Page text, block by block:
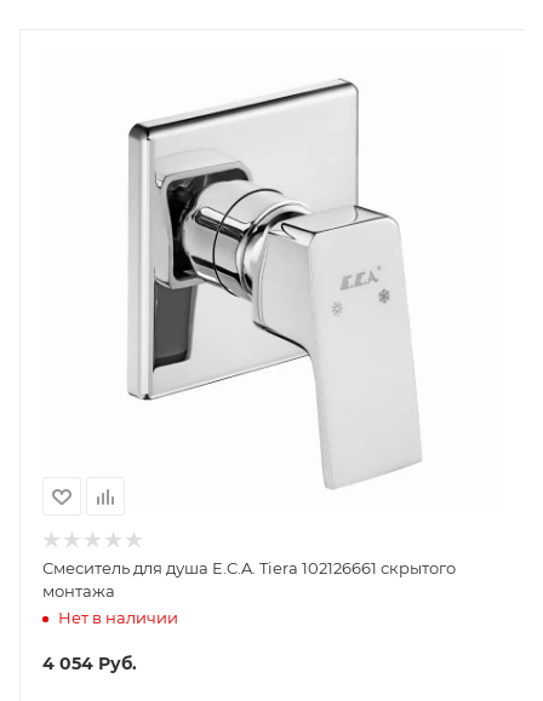
Смеситель для душа E.C.A. Tiera 102126661 скрытого
монтажа
Нет в наличии
4 054 Руб.